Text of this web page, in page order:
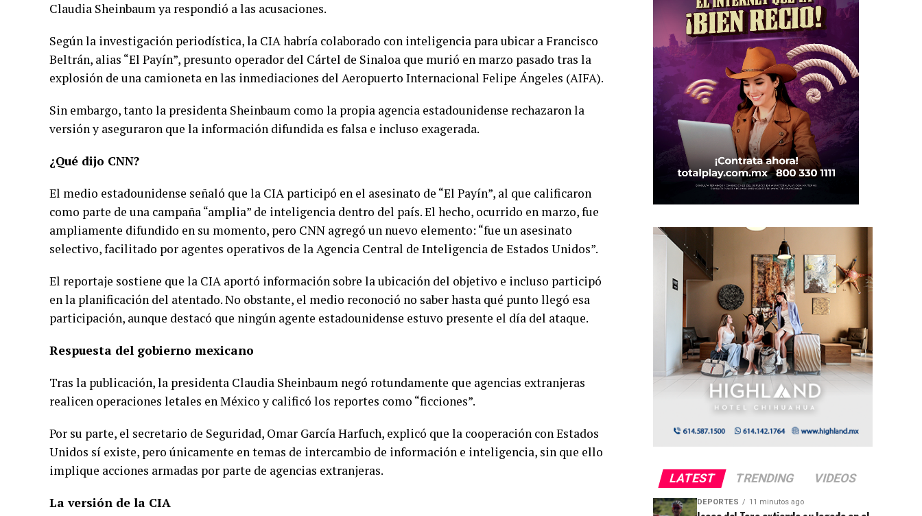
Claudia Sheinbaum ya respondió a las acusaciones.
Según la investigación periodística, la CIA habría colaborado con inteligencia para ubicar a Francisco
Beltrán, alias “El Payín”, presunto operador del Cártel de Sinaloa que murió en marzo pasado tras la
explosión de una camioneta en las inmediaciones del Aeropuerto Internacional Felipe Ángeles (AIFA).
Sin embargo, tanto la presidenta Sheinbaum como la propia agencia estadounidense rechazaron la
versión y aseguraron que la información difundida es falsa e incluso exagerada.
¿Qué dijo CNN?
El medio estadounidense señaló que la CIA participó en el asesinato de “El Payín”, al que calificaron
como parte de una campaña “amplia” de inteligencia dentro del país. El hecho, ocurrido en marzo, fue
ampliamente difundido en su momento, pero CNN agregó un nuevo elemento: “fue un asesinato
selectivo, facilitado por agentes operativos de la Agencia Central de Inteligencia de Estados Unidos”.
El reportaje sostiene que la CIA aportó información sobre la ubicación del objetivo e incluso participó
en la planificación del atentado. No obstante, el medio reconoció no saber hasta qué punto llegó esa
participación, aunque destacó que ningún agente estadounidense estuvo presente el día del ataque.
Respuesta del gobierno mexicano
Tras la publicación, la presidenta Claudia Sheinbaum negó rotundamente que agencias extranjeras
realicen operaciones letales en México y calificó los reportes como “ficciones”.
Por su parte, el secretario de Seguridad, Omar García Harfuch, explicó que la cooperación con Estados
Unidos sí existe, pero únicamente en temas de intercambio de información e inteligencia, sin que ello
implique acciones armadas por parte de agencias extranjeras.
La versión de la CIA
LATEST TRENDING VIDEOS
DEPORTES 11 minutos ago